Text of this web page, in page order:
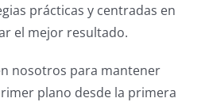
prácticas y centradas en
el mejor resultado.
nosotros para mantener
plano desde la primera